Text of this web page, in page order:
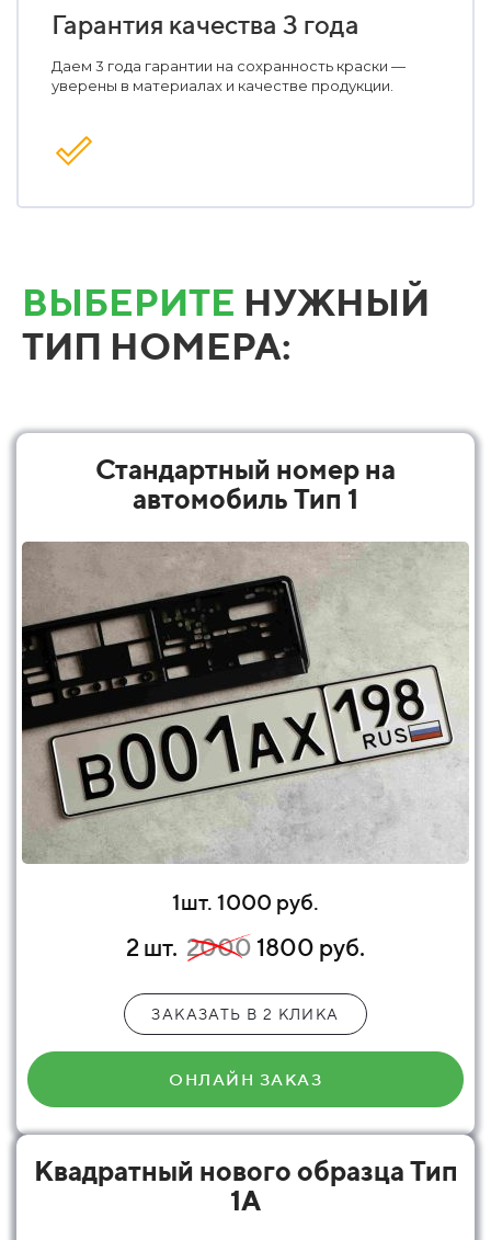
Гарантия качества 3 года
Даем 3 года гарантии на сохранность краски —
уверены в материалах и качестве продукции.
ВЫБЕРИТЕ НУЖНЫЙ
ТИП НОМЕРА:
Стандартный номер на
автомобиль Тип 1
1шт. 1000 руб.
2 шт. 20001800 руб.
ЗАКАЗАТЬ В 2 КЛИКА
ОНЛАЙН ЗАКАЗ
Квадратный нового образца Тип
1А